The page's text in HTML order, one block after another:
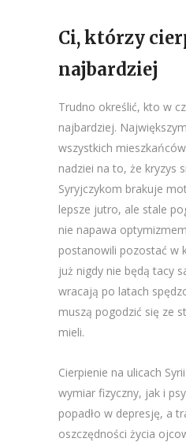
Ci, którzy
najbardziej
Trudno określić, kto w
najbardziej.
wszystkich
nadziei na to, że kryzys
Syryjczykom brakuje
lepsze jutro, ale stale
nie napawa
postanowili pozostać w
już nigdy nie będą tacy
wracają po latach
muszą pogodzić się ze
mieli.
Cierpienie na ulicach
wymiar fizyczny, jak i
popadło w depresję, a
oszczędności życia